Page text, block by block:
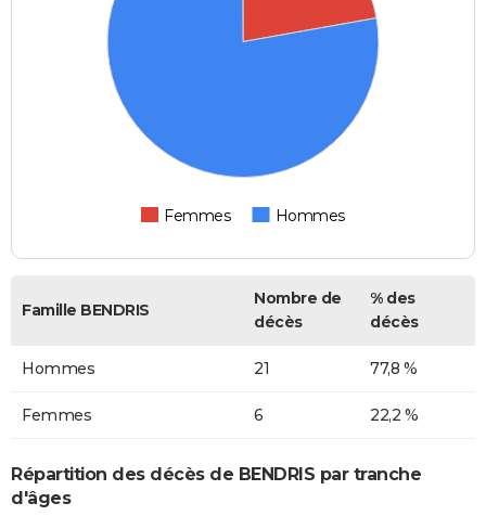
Femmes Hommes
Famille BENDRIS
Nombre de
décès
% des
décès
Hommes 21 77,8 %
Femmes 6 22,2 %
Répartition des décès de BENDRIS par tranche
d'âges